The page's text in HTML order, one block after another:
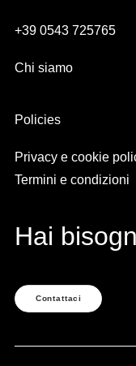
+39 0543 725765
Chi siamo
Policies
Privacy e cookie
Termini e condizioni
Hai
Contattaci